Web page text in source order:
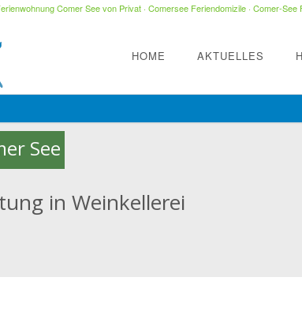
Comer See von Privat· Comersee Feriendomizile· Comer-See
HOME AKTUELLES
See
in Weinkellerei